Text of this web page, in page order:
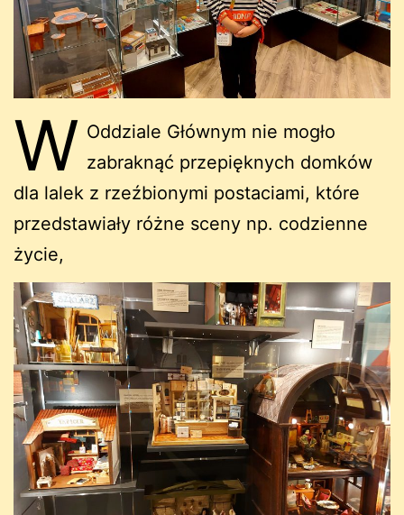
W Oddziale Głównym nie mogło
zabraknąć przepięknych domków
dla lalek z rzeźbionymi postaciami, które
przedstawiały różne sceny np. codzienne
życie,